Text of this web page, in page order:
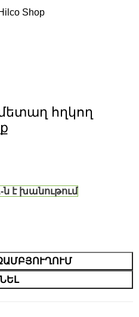
մետաղ հղկող
ն է խանութում